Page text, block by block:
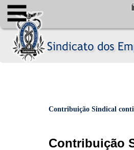
Contribuição Sindical